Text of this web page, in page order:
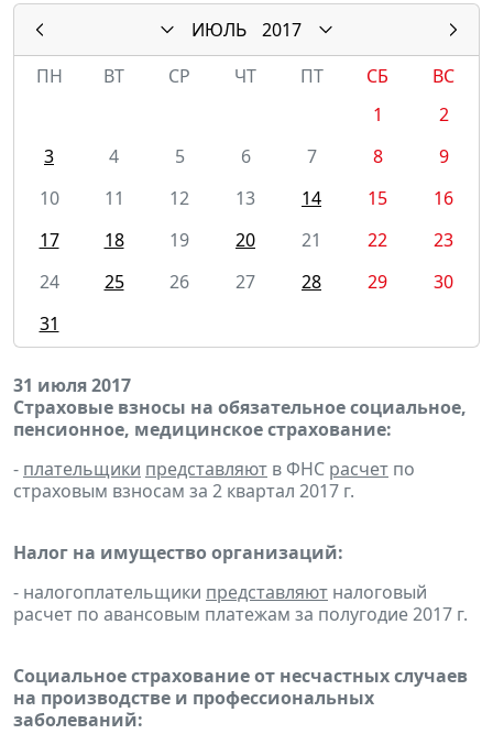
ИЮЛЬ
2017
ПН
ВТ СР ЧТ ПТ СБ
ВС
1
2
3
4 5 6 7 8
9
10
11 12 13 14 15
16
17
18 19 20 21 22
23
24
25 26 27 28 29
30
31
31 июля 2017
Страховые взносы на обязательное социальное,
пенсионное, медицинское страхование:
- плательщики представляют в ФНС расчет по
страховым взносам за 2 квартал 2017 г.
Налог на имущество организаций:
- налогоплательщики представляют налоговый
расчет по авансовым платежам за полугодие 2017 г.
Социальное страхование от несчастных случаев
на производстве и профессиональных
заболеваний: